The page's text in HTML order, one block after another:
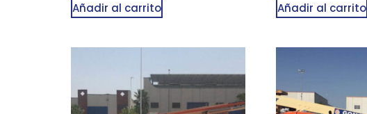
Añadir al carrito Añadir al carrito